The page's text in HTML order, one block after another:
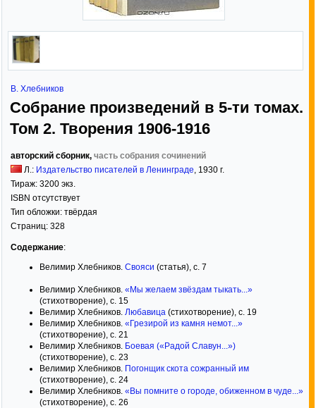
В. Хлебников
Собрание произведений в 5-ти томах.
Том 2. Творения 1906-1916
авторский сборник, часть собрания сочинений
Л.: Издательство писателей в Ленинграде, 1930 г.
Тираж: 3200 экз.
ISBN отсутствует
Тип обложки: твёрдая
Страниц: 328
Содержание:
Велимир Хлебников. Свояси (статья), с. 7
Велимир Хлебников. «Мы желаем звёздам тыкать...»
(стихотворение), с. 15
Велимир Хлебников. Любавица (стихотворение), с. 19
Велимир Хлебников. «Грезирой из камня немот...»
(стихотворение), с. 21
Велимир Хлебников. Боевая («Радой Славун...»)
(стихотворение), с. 23
Велимир Хлебников. Погонщик скота сожранный им
(стихотворение), с. 24
Велимир Хлебников. «Вы помните о городе, обиженном в чуде...»
(стихотворение), с. 26